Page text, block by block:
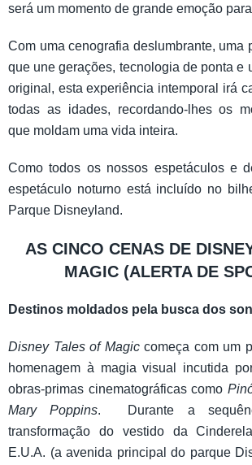
será um momento de grande emoção
Com uma cenografia deslumbrante, uma
que une gerações, tecnologia de ponta e
original, esta experiência intemporal irá
todas as idades, recordando-lhes os
que moldam uma vida inteira.
Como todos os nossos espetáculos e
espetáculo noturno está incluído no
Parque Disneyland.
AS CINCO CENAS DE
MAGIC (ALERTA DE
Destinos moldados pela busca dos
Disney Tales of Magiccomeça com um
homenagem à magia visual incutida
obras-primas cinematográficas como
Mary Poppins. Durante a
transformação do vestido da
E.U.A. (a avenida principal do parque